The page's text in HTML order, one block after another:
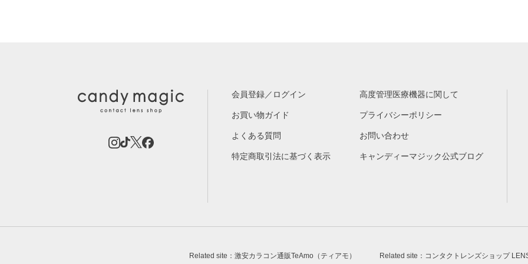
会員登録／ログイン
お買い物ガイド
よくある質問
特定商取引法に基づく表示
高度管理医療機器に関して
プライバシーポリシー
お問い合わせ
キャンディーマジック公式ブログ
Related site：激安カラコン通販TeAmo（ティアモ） Related site：コンタクトレンズショップ